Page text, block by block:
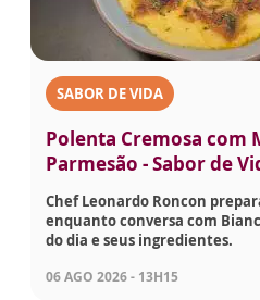
SABOR DE VIDA
Polenta Cremosa com
Parmesão - Sabor de
Chef Leonardo Roncon
enquanto conversa com
do dia e seus ingredientes.
06 AGO 2026 - 13H15